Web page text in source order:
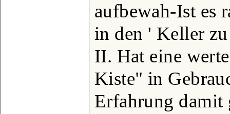
aufbewah-Ist es
in den ' Keller
II. Hat eine
Kiste" in
Erfahrung damit